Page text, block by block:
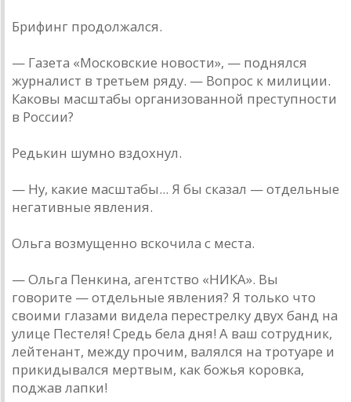
Брифинг продолжался.
— Газета «Московские новости», — поднялся
журналист в третьем ряду. — Вопрос к милиции.
Каковы масштабы организованной преступности
в России?
Редькин шумно вздохнул.
— Ну, какие масштабы... Я бы сказал — отдельные
негативные явления.
Ольга возмущенно вскочила с места.
— Ольга Пенкина, агентство «НИКА». Вы
говорите — отдельные явления? Я только что
своими глазами видела перестрелку двух банд на
улице Пестеля! Средь бела дня! А ваш сотрудник,
лейтенант, между прочим, валялся на тротуаре и
прикидывался мертвым, как божья коровка,
поджав лапки!